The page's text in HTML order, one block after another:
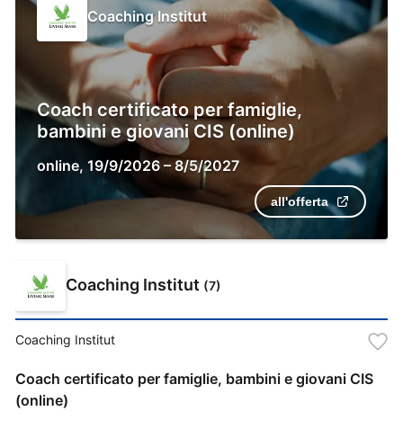
Coaching Institut
Coach certificato per famiglie,
bambini e giovani CIS (online)
online, 19/9/2026–8/5/2027
all'offerta
Coaching Institut (7)
Coaching Institut
Coach certificato per famiglie, bambini e giovani CIS
(online)